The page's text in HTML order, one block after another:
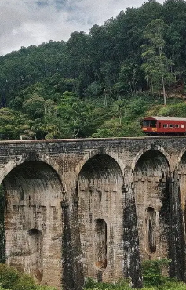
Orissa
Lugares increibles para
pero esta ciudad tiene
tierra histórica que sirve
hindúes antiguos. Situado
en Orissa es uno de los
muchas historias
sexualidad humana.
suficiente tiempo, las
conducen a algunas
pintorescas que aún no se